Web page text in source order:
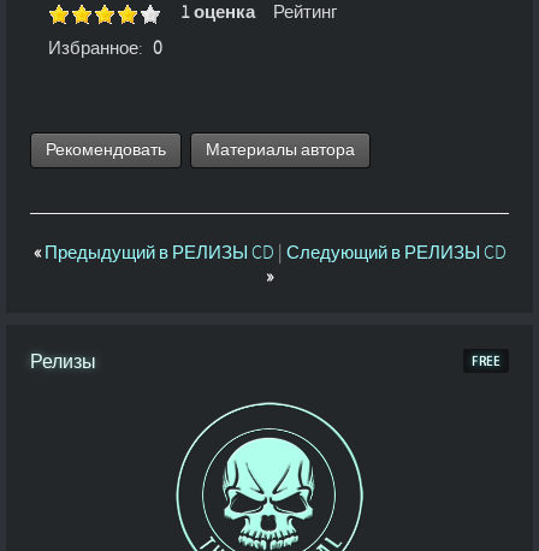
Рейтинг
1 оценка
Избранное: 0
Рекомендовать Материалы автора
«Предыдущий в РЕЛИЗЫ CD
Следующий в РЕЛИЗЫ CD
»
Релизы